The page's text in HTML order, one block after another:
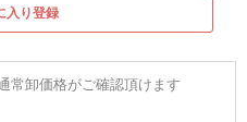
入り登録
常卸価格がご確認頂けます